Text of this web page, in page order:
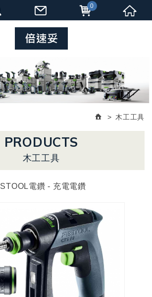
木工工具
PRODUCTS
木工工具
電鑽 - 充電電鑽
0